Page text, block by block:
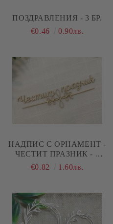
ПОЗДРАВЛЕНИЯ - 3 БР.
€0.46
0.90лв.
НАДПИС С ОРНАМЕНТ -
ЧЕСТИТ ПРАЗНИК - 2
КОМПЛЕКТА
€0.82 1.60лв.